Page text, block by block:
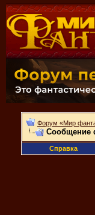
Форум «Мир
Сообщение
Справка